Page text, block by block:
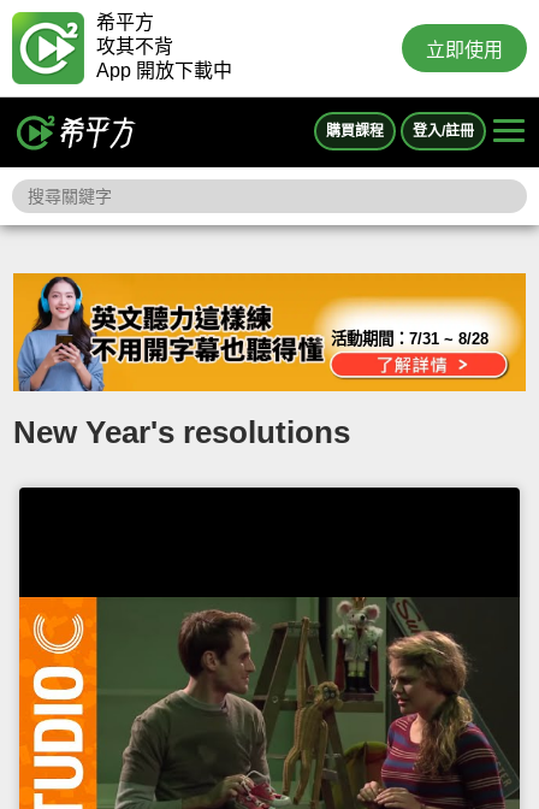
希平方
攻其不背
App 開放下載中
立即使用
購買課程 登入/註冊
活動期間：7/31 ~ 8/28
New Year's resolutions